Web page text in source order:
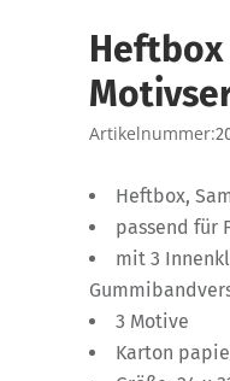
Heftbox
Artikelnummer:
Heftbox,
passend für
mit 3
3 Motive
Karton